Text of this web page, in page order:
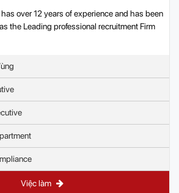
over 12 years of experience and has been
the Leading professional recruitment Firm
Việc làm